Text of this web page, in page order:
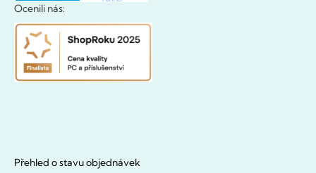
Ocenili nás:
Přehled o stavu objednávek